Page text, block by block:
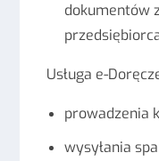
dokumentów
Usługa e-
prowadzenia
wysyłania